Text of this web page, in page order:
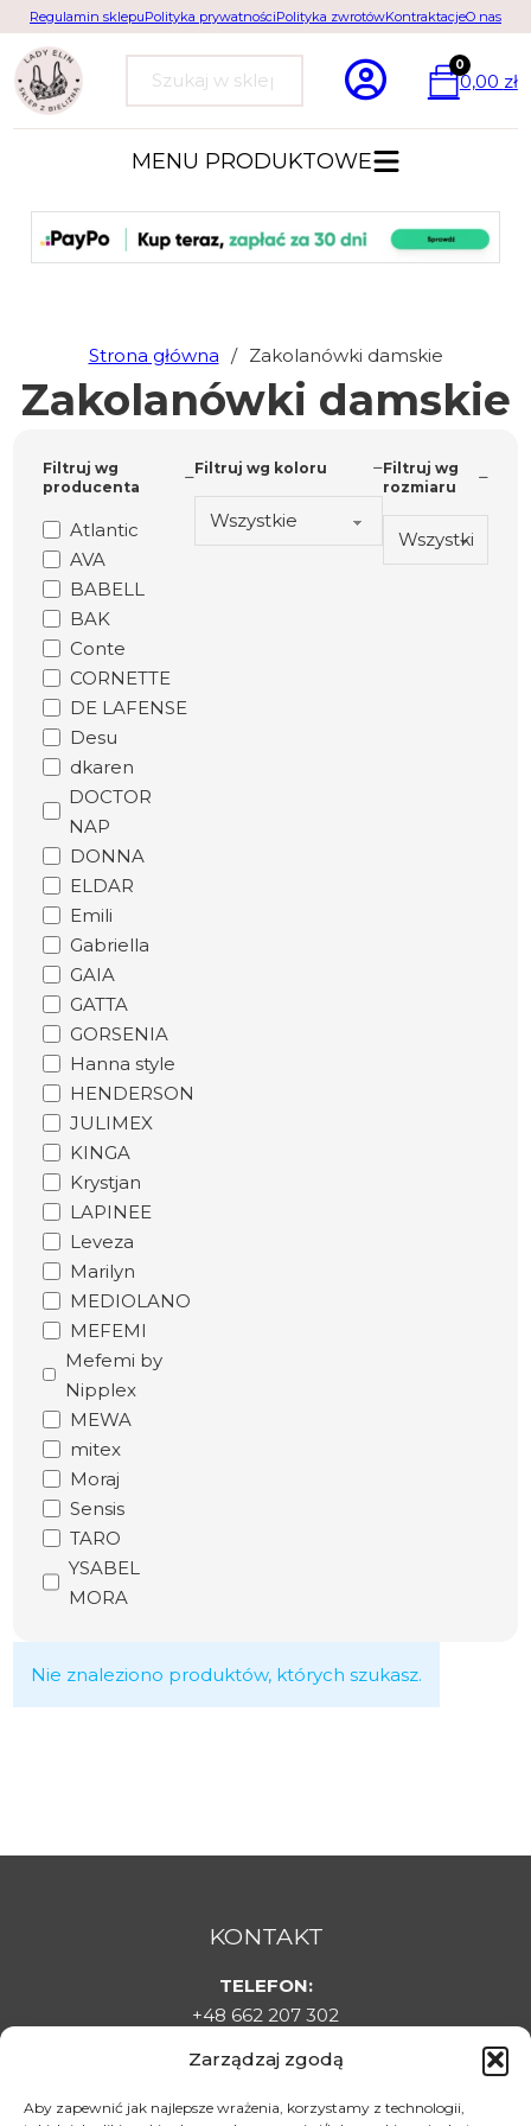
Zarządzaj zgodą
Aby zapewnić jak najlepsze wrażenia, korzystamy z technologii,
Regulamin sklepuPolityka prywatnościPolityka zwrotówKontraktacjeO nas
Szukaj
0
0,00 zł
MENU PRODUKTOWE
Strona główna / Zakolanówki damskie
Zakolanówki damskie
Filtruj wg
producenta
Atlantic
AVA
BABELL
BAK
Conte
CORNETTE
DE LAFENSE
Desu
dkaren
DOCTOR
NAP
DONNA
ELDAR
Emili
Gabriella
GAIA
GATTA
GORSENIA
Hanna style
HENDERSON
JULIMEX
KINGA
Krystjan
LAPINEE
Leveza
Marilyn
MEDIOLANO
MEFEMI
Mefemi by
Nipplex
MEWA
mitex
Moraj
Sensis
TARO
YSABEL
MORA
Filtruj wg koloru
Filtruj wg
rozmiaru
Nie znaleziono produktów, których szukasz.
KONTAKT
TELEFON:
+48 662 207 302
sklepladyelin@gmail.com
ADRES: